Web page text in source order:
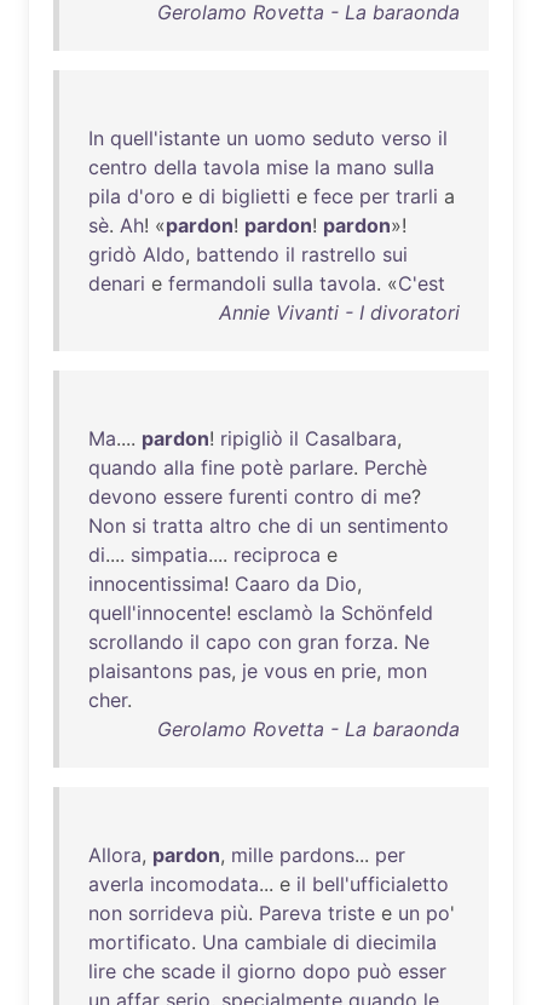
Gerolamo Rovetta - La baraonda
In quell'istante un uomo seduto verso il
centro della tavola mise la mano sulla
pila d'oro e di biglietti e fece per trarli a
sè. Ah! «pardon! pardon! pardon»!
gridò Aldo, battendo il rastrello sui
denari e fermandoli sulla tavola. «C'est
Annie Vivanti - I divoratori
Ma.... pardon! ripigliò il Casalbara,
quando alla fine potè parlare. Perchè
devono essere furenti contro di me?
Non si tratta altro che di un sentimento
di.... simpatia.... reciproca e
innocentissima! Caaro da Dio,
quell'innocente! esclamò la Schönfeld
scrollando il capo con gran forza. Ne
plaisantons pas, je vous en prie, mon
cher.
Gerolamo Rovetta - La baraonda
Allora, pardon, mille pardons... per
averla incomodata... e il bell'ufficialetto
non sorrideva più. Pareva triste e un po'
mortificato. Una cambiale di diecimila
lire che scade il giorno dopo può esser
un affar serio, specialmente quando le